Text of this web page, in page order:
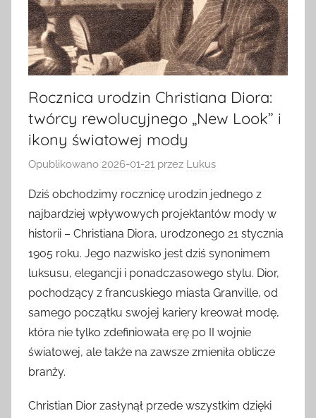
Rocznica urodzin Christiana Diora:
twórcy rewolucyjnego „New Look” i
ikony światowej mody
Opublikowano 2026-01-21 przez Lukus
Dziś obchodzimy rocznicę urodzin jednego z
najbardziej wpływowych projektantów mody w
historii – Christiana Diora, urodzonego 21 stycznia
1905 roku. Jego nazwisko jest dziś synonimem
luksusu, elegancji i ponadczasowego stylu. Dior,
pochodzący z francuskiego miasta Granville, od
samego początku swojej kariery kreował modę,
która nie tylko zdefiniowała erę po II wojnie
światowej, ale także na zawsze zmieniła oblicze
branży.
Christian Dior zasłynął przede wszystkim dzięki